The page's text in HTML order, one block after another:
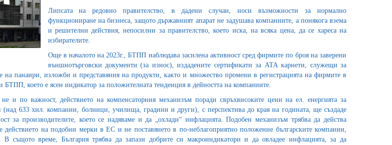
Липсата на редовно правителство, в дадени случаи, носи възможности за нормално
функциониране на бизнеса, защото държавният апарат не задушава компаниите, а понякога взема
и решителни действия, непосилни за правителство, което иска, на всяка цена, да се хареса на
избирателите.
Още в началото на 2023г., БТПП наблюдава засилена активност сред фирмите по броя на заверени
външнотърговски документи (за износ), издадените сертификати за АТА карнети, служещи за
на панаири, изложби и представяния на продукти, както и множество промени в регистрацията на фирмите в
БТПП, което е ясен индикатор за положителната тенденция в дейността на компаниите.
и по важност, действието на компенсаторния механизъм поради свръхвисоките цени на ел. енергията за
(над 633 хил. компании, болници, училища, градини и други), с перспектива до края на годината, ще създаде
за производителите, което се надяваме и да „охлади“ инфлацията. Подобен механизъм трябва да действа
действието на подобни мерки в ЕС и не поставянето в по-неблагоприятно положение българските компании,
В същото време, България трябва да запази добрите си макроиндикатори и да овладее инфлацията, за да